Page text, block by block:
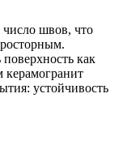
швов, что
как
устойчивость